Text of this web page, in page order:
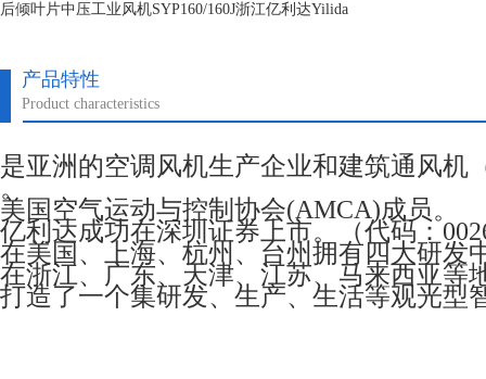
后倾叶片中压工业风机SYP160/160J浙江亿利达Yilida
产品特性
Product characteristics
是亚洲的空调风机生产企业和建筑通风机
。
美国空气运动与控制协会(AMCA)成员。
亿利达成功在深圳证券上市。（代码：
在美国、上海、杭州、台州拥有四大研发
在浙江、广东、天津、江苏、马来西亚等
打造了一个集研发、生产、生活等观光型